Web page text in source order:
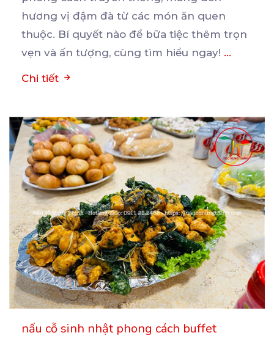
hương vị đậm đà từ các món ăn quen
thuộc. Bí quyết nào để bữa tiệc thêm trọn
vẹn và ấn tượng, cùng tìm hiểu ngay! ...
Chi tiết
nấu cỗ sinh nhật phong cách buffet